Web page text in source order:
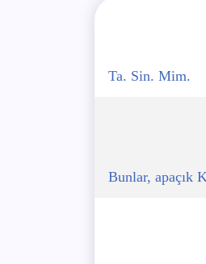
Ta. Sin. Mim.
Bunlar, apaçık